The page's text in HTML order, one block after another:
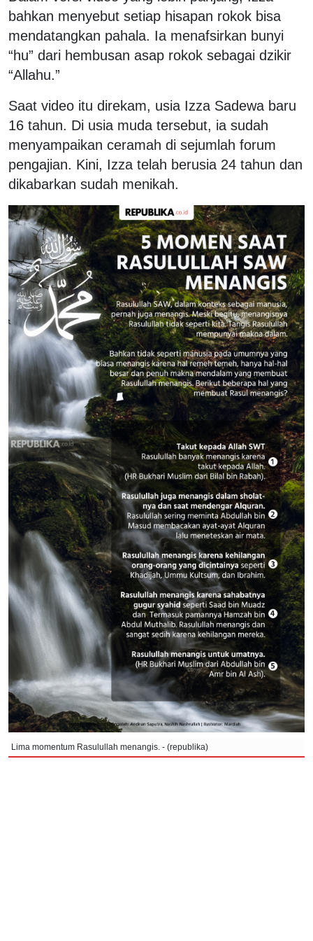
bahkan menyebut setiap hisapan rokok bisa
mendatangkan pahala. Ia menafsirkan bunyi
“hu” dari hembusan asap rokok sebagai dzikir
“Allahu.”
Saat video itu direkam, usia Izza Sadewa baru
16 tahun. Di usia muda tersebut, ia sudah
menyampaikan ceramah di sejumlah forum
pengajian. Kini, Izza telah berusia 24 tahun dan
dikabarkan sudah menikah.
Lima momentum Rasulullah menangis. - (republika)